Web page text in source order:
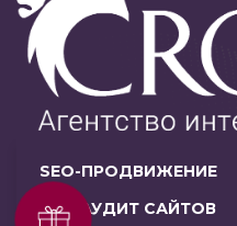
SEO-ПРОДВИЖЕНИЕ
АУДИТ САЙТОВ